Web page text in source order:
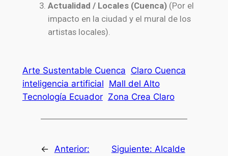
Actualidad / Locales (Cuenca)(Por el
impacto en la ciudad y el mural de los
artistas locales).
Arte Sustentable Cuenca Claro Cuenca
inteligencia artificial Mall del Alto
Tecnología Ecuador Zona Crea Claro
← Anterior:
Siguiente: Alcalde